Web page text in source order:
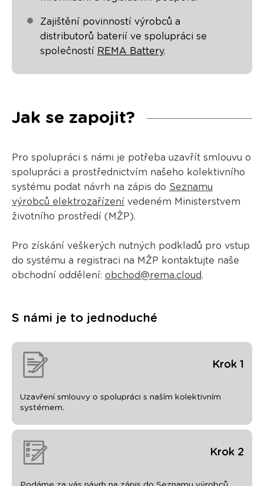
Zajištění povinností výrobců a
distributorů baterií ve spolupráci se
společností REMA Battery.
Jak se zapojit?
Pro spolupráci s námi je potřeba uzavřít smlouvu o
spolupráci a prostřednictvím našeho kolektivního
systému podat návrh na zápis do Seznamu
výrobců elektrozařízení vedeném Ministerstvem
životního prostředí (MŽP).
Pro získání veškerých nutných podkladů pro vstup
do systému a registraci na MŽP kontaktujte naše
obchodní oddělení: obchod@rema.cloud.
S námi je to jednoduché
Krok 1
Uzavření smlouvy o spolupráci s naším kolektivním
systémem.
Krok 2